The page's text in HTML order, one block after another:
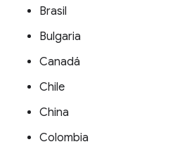
Brasil
Bulgaria
Canadá
Chile
China
Colombia